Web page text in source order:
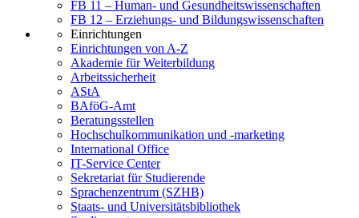
FB 11 – Human- und Gesundheitswissenschaften
FB 12 – Erziehungs- und Bildungswissenschaften
Einrichtungen
Einrichtungen von A-Z
Akademie für Weiterbildung
Arbeitssicherheit
AStA
BAföG-Amt
Beratungsstellen
Hochschulkommunikation und -marketing
International Office
IT-Service Center
Sekretariat für Studierende
Sprachenzentrum (SZHB)
Staats- und Universitätsbibliothek